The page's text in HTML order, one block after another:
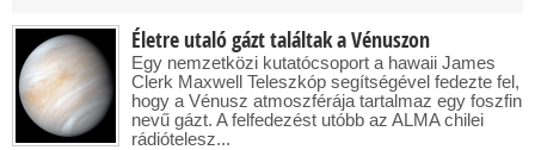
Életre utaló gázt találtak a Vénuszon
Egy nemzetközi kutatócsoport a hawaii James
Clerk Maxwell Teleszkóp segítségével fedezte fel,
hogy a Vénusz atmoszférája tartalmaz egy foszfin
nevű gázt. A felfedezést utóbb az ALMA chilei
rádiótelesz...